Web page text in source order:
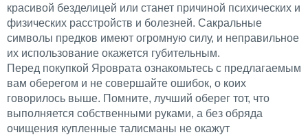
красивой безделицей или станет причиной психических и
физических расстройств и болезней. Сакральные
символы предков имеют огромную силу, и неправильное
их использование окажется губительным.
Перед покупкой Яроврата ознакомьтесь с предлагаемым
вам оберегом и не совершайте ошибок, о коих
говорилось выше. Помните, лучший оберег тот, что
выполняется собственными руками, а без обряда
очищения купленные талисманы не окажут